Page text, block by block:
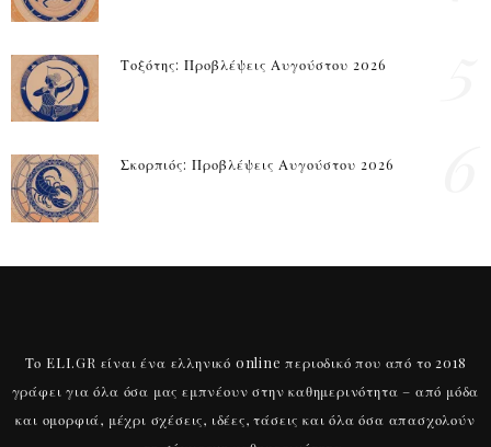
Τοξότης: Προβλέψεις Αυγούστου 2026
Σκορπιός: Προβλέψεις Αυγούστου 2026
Το ELI.GR είναι ένα ελληνικό online περιοδικό που από το 2018
γράφει για όλα όσα μας εμπνέουν στην καθημερινότητα – από μόδα
και ομορφιά, μέχρι σχέσεις, ιδέες, τάσεις και όλα όσα απασχολούν